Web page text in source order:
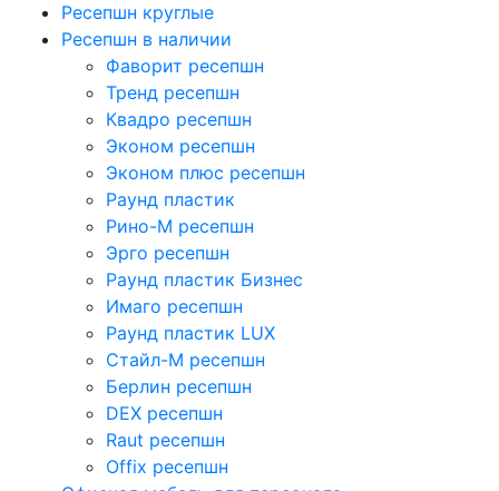
Ресепшн круглые
Ресепшн в наличии
Фаворит ресепшн
Тренд ресепшн
Квадро ресепшн
Эконом ресепшн
Эконом плюс ресепшн
Раунд пластик
Рино-М ресепшн
Эрго ресепшн
Раунд пластик Бизнес
Имаго ресепшн
Раунд пластик LUX
Стайл-М ресепшн
Берлин ресепшн
DEX ресепшн
Raut ресепшн
Offix ресепшн